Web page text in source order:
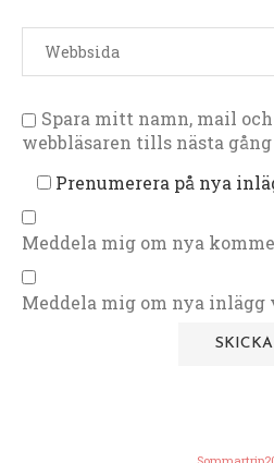
Spara mitt namn, mail
webbläsaren tills nästa
Prenumerera på nya
Meddela mig om nya
Meddela mig om nya inlägg